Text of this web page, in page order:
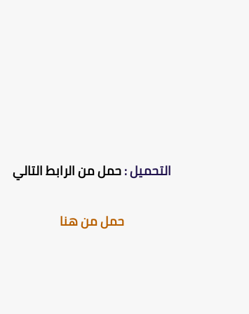
التحميل :حمل من الرابط التالي
حمل من هنا